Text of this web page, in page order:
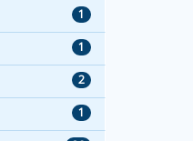
1
1
2
1